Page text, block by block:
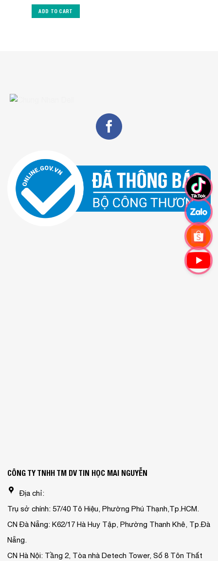
ADD TO CART
CÔNG TY TNHH TM DV TIN HỌC MAI NGUYỄN
Địa chỉ:
Trụ sở chính: 57/40 Tô Hiệu, Phường Phú Thạnh,Tp.HCM.
CN Đà Nẵng: K62/17 Hà Huy Tập, Phường Thanh Khê, Tp.Đà
Nẵng.
CN Hà Nội: Tầng 2, Tòa nhà Detech Tower, Số 8 Tôn Thất